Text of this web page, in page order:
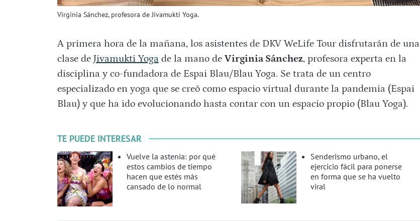
Virginia Sánchez, profesora de Jivamukti Yoga.
A primera hora de la mañana, los asistentes de DKV WeLife Tour disfrutarán de una
clase de Jivamukti Yogade la mano de Virginia Sánchez, profesora experta en la
disciplina y co-fundadora de Espai Blau/Blau Yoga. Se trata de un centro
especializado en yoga que se creó como espacio virtual durante la pandemia (Espai
Blau) y que ha ido evolucionando hasta contar con un espacio propio (Blau Yoga).
TE PUEDE INTERESAR
Vuelve la astenia: por qué
estos cambios de tiempo
hacen que estés más
cansado de lo normal
Senderismo urbano, el
ejercicio fácil para ponerse
en forma que se ha vuelto
viral